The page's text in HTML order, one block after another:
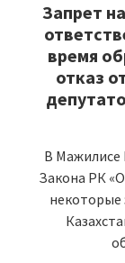
Запрет
время
отказ
В Мажилисе
Закона РК
некоторые